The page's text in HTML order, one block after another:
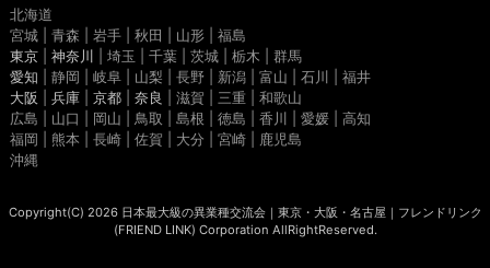
北海道
宮城 | 青森 | 岩手 | 秋田 | 山形 | 福島
東京| 神奈川
| 埼玉 | 千葉 | 茨城 | 栃木 | 群馬
愛知 | 静岡 | 岐阜 | 山梨 | 長野 | 新潟 | 富山 | 石川 | 福井
大阪
兵庫| 京都| 奈良
| 滋賀 | 三重 | 和歌山
広島 | 山口 | 岡山 | 鳥取 | 島根 | 徳島 | 香川 | 愛媛 | 高知
福岡 | 熊本 | 長崎 | 佐賀 | 大分 | 宮崎 | 鹿児島
沖縄
Copyright(C) 2026 日本最大級の異業種交流会｜東京・大阪・名古屋｜フレンドリンク
(FRIEND LINK) Corporation AllRightReserved.